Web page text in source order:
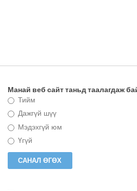
Манай веб сайт таньд таалагдаж
Тийм
Дажгүй шүү
Мэдэхгүй юм
Үгүй